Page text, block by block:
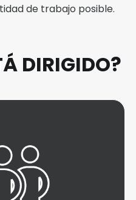
de trabajo posible.
DIRIGIDO?